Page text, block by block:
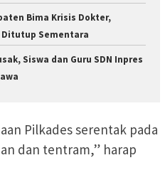
Bima Krisis Dokter,
Ditutup Sementara
Siswa dan Guru SDN Inpres
Pilkades serentak pada
dan tentram,” harap